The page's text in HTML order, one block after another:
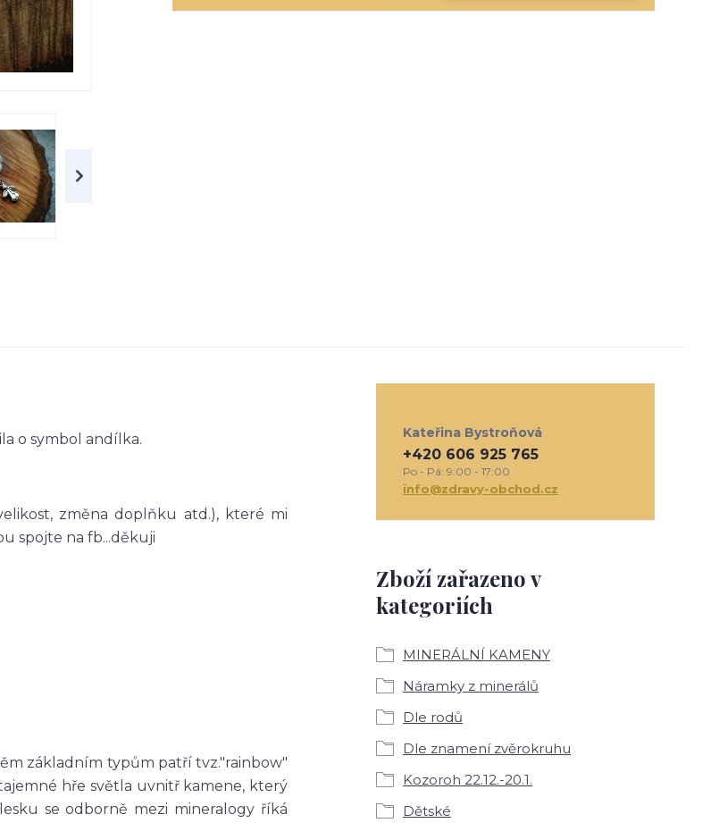
o symbol andílka.
změna doplňku atd.), které mi
spojte na fb...děkuji
základním typům patří tvz."rainbow"
hře světla uvnitř kamene, který
se odborně mezi mineralogy říká
Zboží zařazeno v
kategoriích
MINERÁLNÍ KAMENY
Náramky z minerálů
Dle rodů
Dle znamení zvěrokruhu
Kozoroh 22.12.-20.1.
Dětské
Kateřina Bystroňová
+420 606 925 765
Po - Pá: 9:00 - 17:00
info@zdravy-obchod.cz